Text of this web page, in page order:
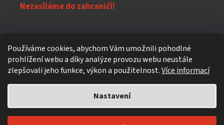
Používáme cookies, abychom Vám umožnili pohodlné
prohlížení webu a díky analýze provozu webu neustále
zlepšovali jeho funkce, výkon a použitelnost.Více informací
Nastavení
Nezasíláme do zahraničí!
Vytvořil Shoptet
eXpres nápoje. Všechna práva vyhrazena.
nastavení cookies
Individuální design a úpravy619design.cz - Reklamní agentura z